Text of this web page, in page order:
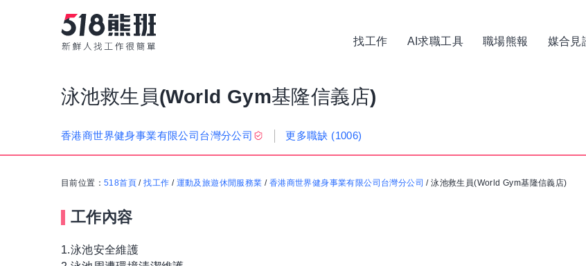
找工作 AI求職工具 職場熊報 媒合見
泳池救生員(World Gym基隆信義店)
香港商世界健身事業有限公司台灣分公司 更多職缺 (1006)
目前位置： 518首頁 /找工作 / 運動及旅遊休閒服務業 / 香港商世界健身事業有限公司台灣分公司 /泳池救生員(World Gym基隆信義店)
工作內容
1.泳池安全維護